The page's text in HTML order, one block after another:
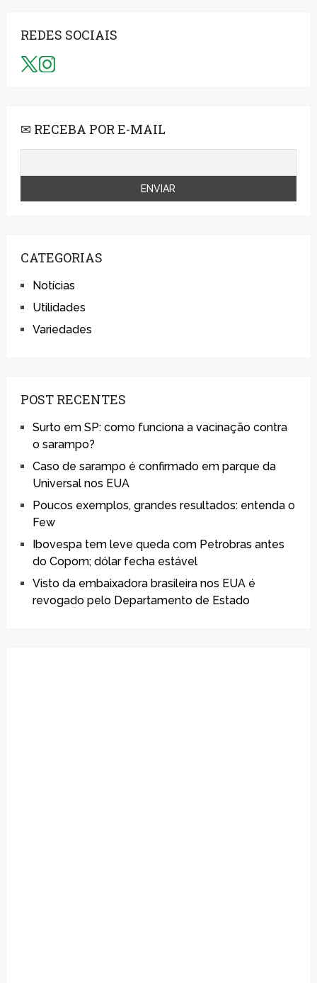
REDES SOCIAIS
✉ RECEBA POR E-MAIL
CATEGORIAS
Notícias
Utilidades
Variedades
POST RECENTES
Surto em SP: como funciona a vacinação contra
o sarampo?
Caso de sarampo é confirmado em parque da
Universal nos EUA
Poucos exemplos, grandes resultados: entenda o
Few
Ibovespa tem leve queda com Petrobras antes
do Copom; dólar fecha estável
Visto da embaixadora brasileira nos EUA é
revogado pelo Departamento de Estado